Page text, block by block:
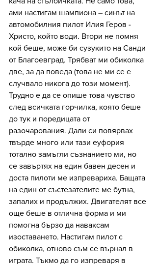
ами настигам шампиона – синът на
автомобилния пилот Илия Геров -
Христо, който води. Втори не помня
кой беше, може би сузукито на Санди
от Благоевград. Трябват ми обиколка
две, за да поведа (това не ми се е
случвало никога до този момент).
Трудно е да се опише това чувство
след всичката горчилка, която беше
до тук и поредицата от
разочарования. Дали си повярвах
твърде много или тази еуфория
тотално замъгли съзнанието ми, но
се завъртях на един бавен десен и
доста пилоти ме изпревариха. Бащата
на един от състезателите ме бутна,
запалих и продължих. Двигателят все
още беше в отлична форма и ми
помогна бързо да наваксам
изоставането. Настигам пилот с
обиколка, отново съм се върнал в
играта. Тъкмо да го изпреваря в